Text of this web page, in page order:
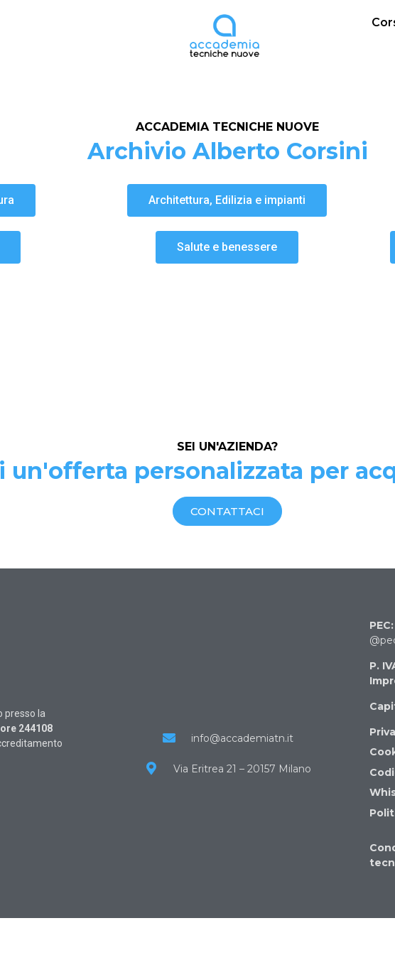
ACCADEMIA TECNICHE NUOVE
Archivio Alberto Corsini
Architettura, Edilizia e impianti
Salute e benessere
SEI UN'AZIENDA?
un'offerta personalizzata per
CONTATTACI
presso la
244108
info@accademiatn.it
Via Eritrea 21 – 20157 Milano
PEC:
P.